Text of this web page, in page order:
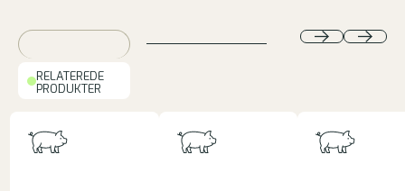
RELATEREDE
PRODUKTER